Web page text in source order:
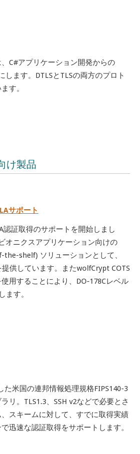
C#アプリケーション開発からの
します。DTLSとTLSの両方のプロト
す。
け製品
サポート
認証取得のサポートを開始しまし
オニクスアプリケーション向けの
shelf) ソリューションとして、
供しています。またwolfCrypt COTS
用することにより、DO-178Cレベル
ます。
米国の連邦情報処理規格FIPS140-3
リ。TLS1.3、SSH v2などで必要とさ
スキームに対して、すでに取得実績
迅速な認証取得をサポートします。